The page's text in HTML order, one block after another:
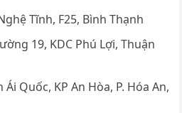
Tĩnh, F25, Bình Thạnh
19, KDC Phú Lợi, Thuận
Quốc, KP An Hòa, P. Hóa An,